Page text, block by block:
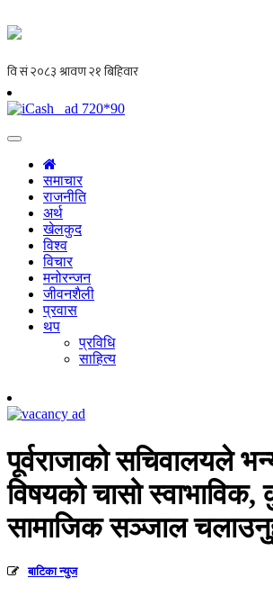
समाचार
राजनीति
अर्थ
खेलकुद
विश्व
विचार
मनोरन्जन
जीवनशैली
प्रवास
थप
प्रविधि
साहित्य
पूर्वराजाको सचिवालयले
विषयको चासो
सामाजिक सञ्जाल
बाटिका न्युज